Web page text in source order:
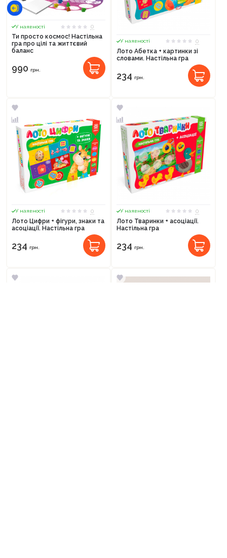
У наявності
0
Ти просто космос! Настільна
гра про цілі та життєвий
баланс
990 грн.
У наявності
0
Лото Абетка + картинки зі
словами. Настільна гра
234 грн.
У наявності
0
Лото Цифри + фігури, знаки та
асоціації. Настільна гра
234 грн.
У наявності
0
Лото Тваринки + асоціації.
Настільна гра
234 грн.